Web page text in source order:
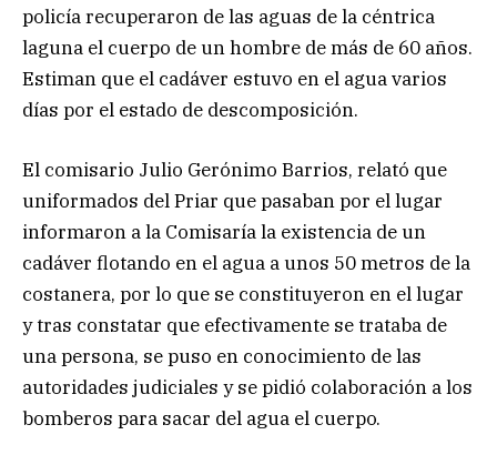
policía recuperaron de las aguas de la céntrica
laguna el cuerpo de un hombre de más de 60 años.
Estiman que el cadáver estuvo en el agua varios
días por el estado de descomposición.
El comisario Julio Gerónimo Barrios, relató que
uniformados del Priar que pasaban por el lugar
informaron a la Comisaría la existencia de un
cadáver flotando en el agua a unos 50 metros de la
costanera, por lo que se constituyeron en el lugar
y tras constatar que efectivamente se trataba de
una persona, se puso en conocimiento de las
autoridades judiciales y se pidió colaboración a los
bomberos para sacar del agua el cuerpo.